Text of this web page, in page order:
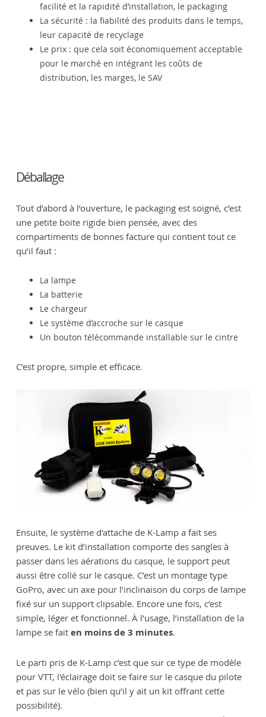
facilité et la rapidité d’installation, le packaging
La sécurité : la fiabilité des produits dans le temps,
leur capacité de recyclage
Le prix : que cela soit économiquement acceptable
pour le marché en intégrant les coûts de
distribution, les marges, le SAV
Déballage
Tout d’abord à l’ouverture, le packaging est soigné, c’est
une petite boite rigide bien pensée, avec des
compartiments de bonnes facture qui contient tout ce
qu’il faut :
La lampe
La batterie
Le chargeur
Le système d’accroche sur le casque
Un bouton télécommande installable sur le cintre
C’est propre, simple et efficace.
Ensuite, le système d'attache de K-Lamp a fait ses
preuves. Le kit d’installation comporte des sangles à
passer dans les aérations du casque, le support peut
aussi être collé sur le casque. C’est un montage type
GoPro, avec un axe pour l’inclinaison du corps de lampe
fixé sur un support clipsable. Encore une fois, c’est
simple, léger et fonctionnel. À l’usage, l’installation de la
lampe se fait en moins de 3 minutes.
Le parti pris de K-Lamp c’est que sur ce type de modèle
pour VTT, l'éclairage doit se faire sur le casque du pilote
et pas sur le vélo (bien qu’il y ait un kit offrant cette
possibilité).